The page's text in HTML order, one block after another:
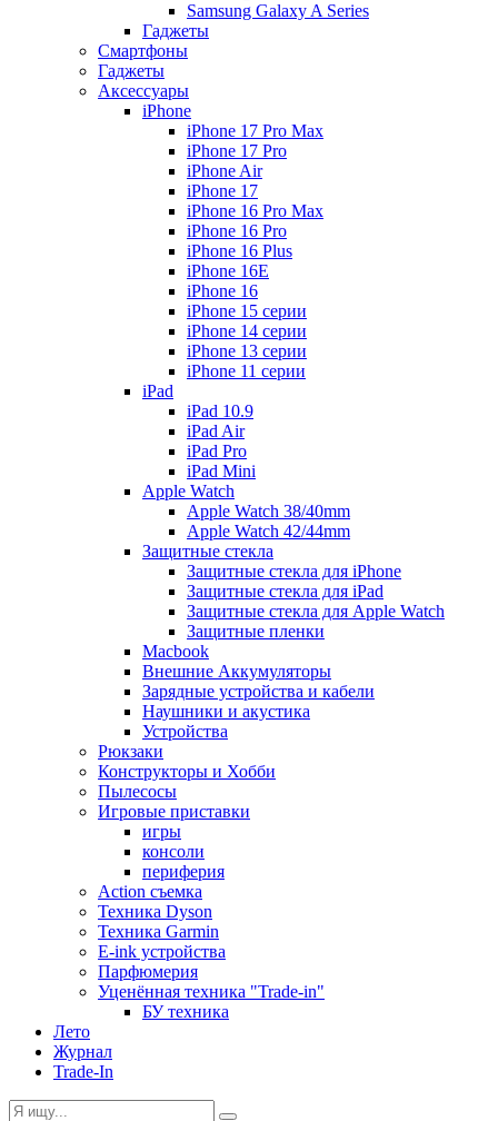
Samsung Galaxy A Series
Гаджеты
Смартфоны
Гаджеты
Аксессуары
iPhone
iPhone 17 Pro Max
iPhone 17 Pro
iPhone Air
iPhone 17
iPhone 16 Pro Max
iPhone 16 Pro
iPhone 16 Plus
iPhone 16E
iPhone 16
iPhone 15 серии
iPhone 14 серии
iPhone 13 серии
iPhone 11 серии
iPad
iPad 10.9
iPad Air
iPad Pro
iPad Mini
Apple Watch
Apple Watch 38/40mm
Apple Watch 42/44mm
Защитные стекла
Защитные стекла для iPhone
Защитные стекла для iPad
Защитные стекла для Apple Watch
Защитные пленки
Macbook
Внешние Аккумуляторы
Зарядные устройства и кабели
Наушники и акустика
Устройства
Рюкзаки
Конструкторы и Хобби
Пылесосы
Игровые приставки
игры
консоли
периферия
Action съемка
Техника Dyson
Техника Garmin
E-ink устройства
Парфюмерия
Уценённая техника "Trade-in"
БУ техника
Лето
Журнал
Trade-In